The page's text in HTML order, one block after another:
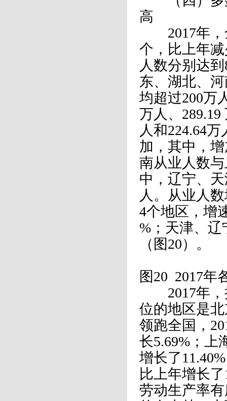
高
2017年，
个，比上年
人数分别达
东、湖北、
均超过200万
万人、289.19
人和224.64
加，其中，
南从业人数
中，辽宁、
人。从业人
4个地区，增
%；天津、辽
（图20）。
图20 2017年
2017年，
位的地区是
领跑全国，
长5.69%；上
增长了
比上年增长
劳动生产率